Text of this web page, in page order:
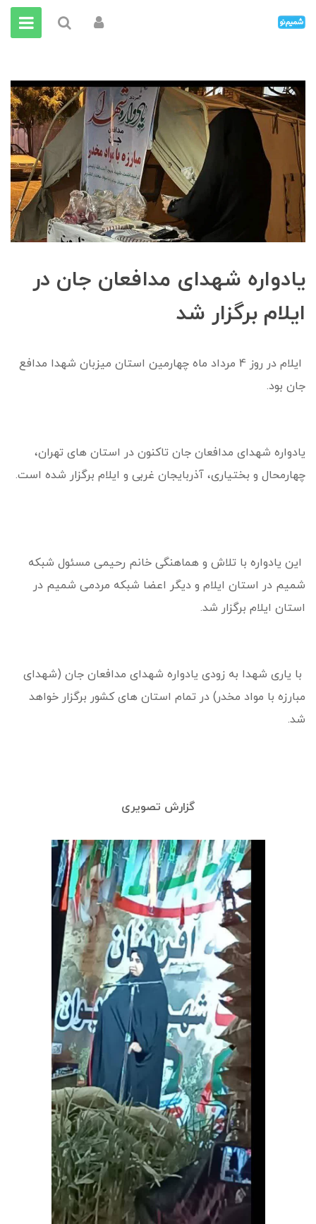
یادواره شهدای مدافعان جان در
ایلام برگزار شد
ایلام در روز 4 مرداد ماه چهارمین استان میزبان شهدا مدافع
جان بود.
یادواره شهدای مدافعان جان تاکنون در استان های تهران،
چهارمحال و بختیاری، آذربایجان غربی و ایلام برگزار شده است.
این یادواره با تلاش و هماهنگی خانم رحیمی مسئول شبکه
شمیم در استان ایلام و دیگر اعضا شبکه مردمی شمیم در
استان ایلام برگزار شد.
با یاری شهدا به زودی یادواره شهدای مدافعان جان (شهدای
مبارزه با مواد مخدر) در تمام استان های کشور برگزار خواهد
شد.
گزارش تصویری